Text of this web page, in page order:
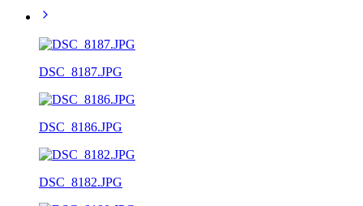
DSC_8187.JPG
DSC_8186.JPG
DSC_8182.JPG